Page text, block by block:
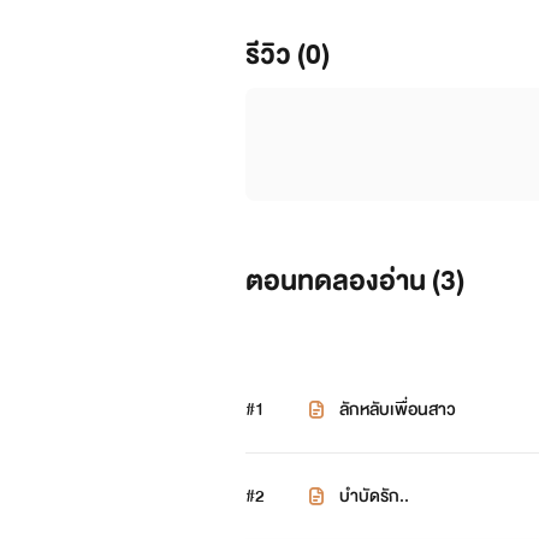
รีวิว (0)
ตอนทดลองอ่าน (3)
#1 ลักหลับเพื่อนสาว
#2 บำบัดรัก..